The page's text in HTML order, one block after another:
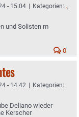
- 15:04 | Kategorien: .,
und Solisten m
0
- 14:42 | Kategorien:
Deliano wieder
Kerscher